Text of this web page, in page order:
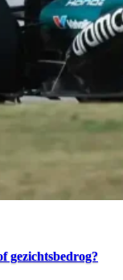
gezichtsbedrog?